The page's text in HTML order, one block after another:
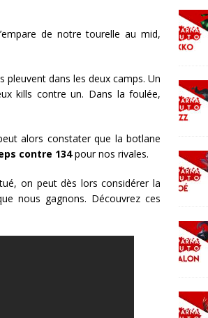
de notre tourelle au mid,
pleuvent dans les deux camps. Un
kills contre un. Dans la foulée,
alors constater que la botlane
contre 134pour nos rivales.
on peut dès lors considérer la
nous gagnons. Découvrez ces